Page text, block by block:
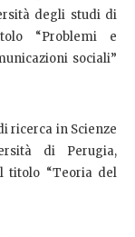
degli studi di
“Problemi e
sociali”
ricerca in Scienze
di Perugia,
titolo “Teoria del